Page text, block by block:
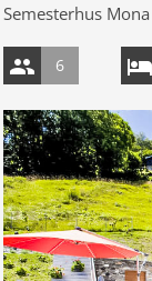
Semesterhus
6